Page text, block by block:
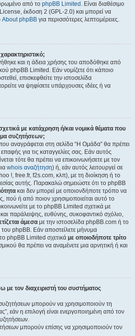
από το phpBB Limited . Είναι διαθέσιμο
έκδοση 2 (GPL-2.0) και μπορεί να
About phpBB για περισσότερες λεπτομέρειες.
χαρακτηριστικό;
και η άδεια χρήσης του αποδόθηκε από
phpBB Limited. Εάν νομίζετε ότι κάποιο
επισκεφθείτε την ιστοσελίδα
να ψηφίσετε υπάρχουσες ιδέες ή να
με κατάχρηση ή/και νομικά θέματα που
συζητήσεων;
αναγράφεται στη σελίδα “Η Ομάδα” θα πρέπει
για τις καταγγελίες σας. Εάν αυτός
τότε θα πρέπει να επικοινωνήσετε με τον
whois αναζήτηση) ή, εάν αυτός λειτουργεί σε
!, free.fr, f2s.com, κλπ), με τη διοίκηση ή το
αυτής. Παρακαλώ σημειώστε ότι το phpBB
και δεν μπορεί με οποιονδήποτε τρόπο να
πού ή από ποιον χρησιμοποιείται αυτό το
με το phpBB Limited σχετικά με
παράλειψης, ευθύνης, συκοφαντικό σχόλιο,
άμεσα με την ιστοσελίδα phpBB.com ή το
του phpBB. Εάν αποστείλετε μήνυμα
phpBB Limited σχετικά με οποιοδήποτε τρίτο
θα πρέπει να αναμένετε μια αρνητική ή και
τον διαχειριστή του συστήματος
μπορούν να χρησιμοποιούν τη
εάν η επιλογή είναι ενεργοποιημένη από τον
μπορούν επίσης να χρησιμοποιούν τον